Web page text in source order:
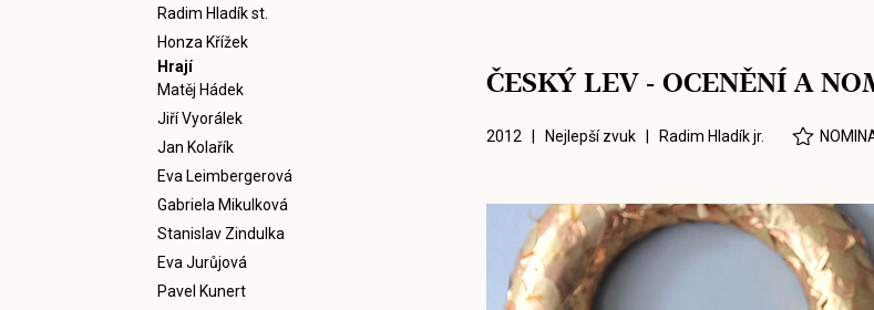
Radim Hladík st.
Honza Křížek
Hrají
Matěj Hádek
Jiří Vyorálek
Jan Kolařík
Eva Leimbergerová
Gabriela Mikulková
Stanislav Zindulka
Eva Jurůjová
Pavel Kunert
ČESKÝ LEV - OCENĚNÍ A
2012 | Nejlepší zvuk | Radim Hladík jr.